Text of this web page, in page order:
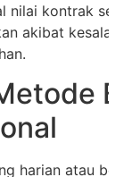
nilai kontrak
akibat
harian atau